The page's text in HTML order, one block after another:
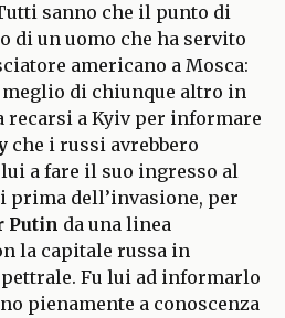
sanno che il punto di
di un uomo che ha servito
americano a Mosca:
meglio di chiunque altro in
recarsi a Kyiv per informare
che i russi avrebbero
a fare il suo ingresso al
prima dell’invasione, per
Putin da una linea
la capitale russa in
Fu lui ad informarlo
pienamente a conoscenza